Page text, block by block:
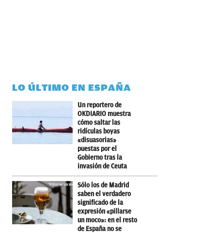
LO ÚLTIMO EN ESPAÑA
Un reportero de
OKDIARIO muestra
cómo saltar las
ridículas boyas
«disuasorias»
puestas por el
Gobierno tras la
invasión de Ceuta
Sólo los de Madrid
saben el verdadero
significado de la
expresión «pillarse
un moco»: en el resto
de España no se